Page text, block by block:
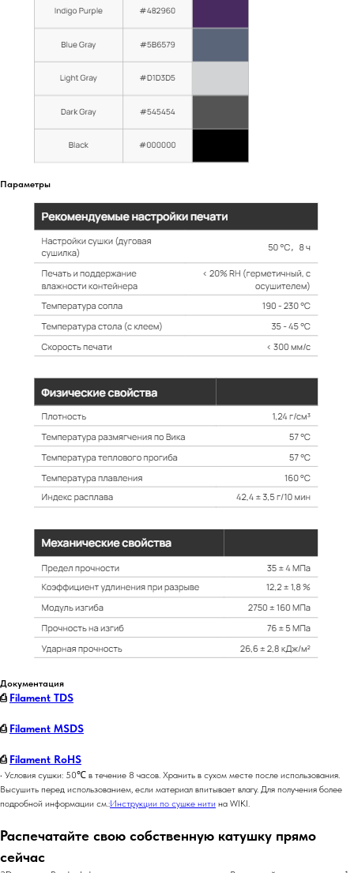
Параметры
Документация
⎙ Filament TDS
⎙ Filament MSDS
⎙ Filament RoHS
• Условия сушки: 50℃ в течение 8 часов. Хранить в сухом месте после использования.
Высушить перед использованием, если материал впитывает влагу. Для получения более
подробной информации см.:Инструкции по сушке нити на WIKI.
Распечатайте свою собственную катушку прямо
сейчас